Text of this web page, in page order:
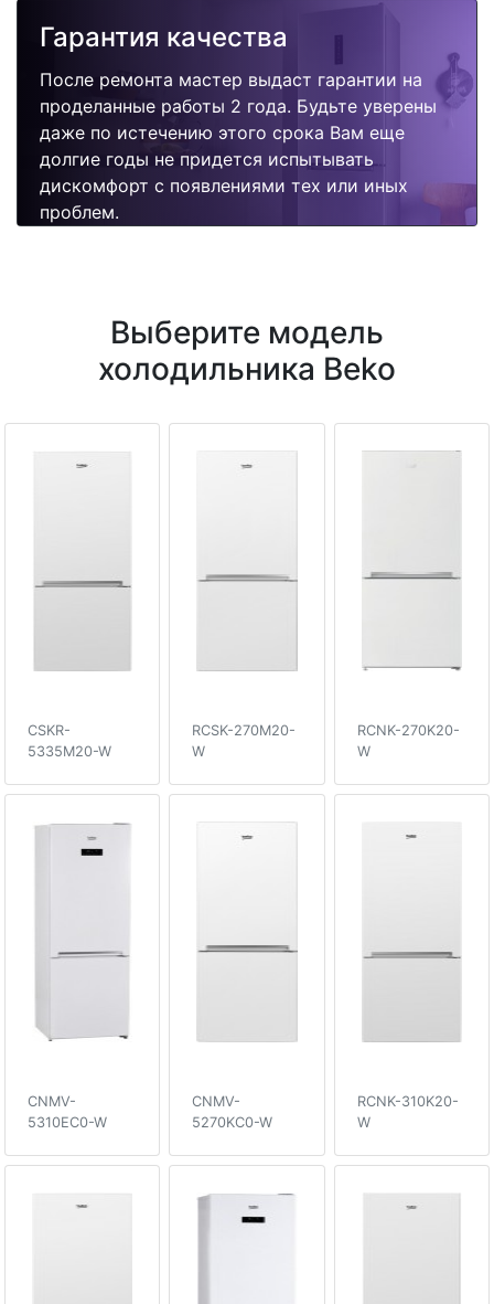
Гарантия качества
После ремонта мастер выдаст гарантии на
проделанные работы 2 года. Будьте уверены
даже по истечению этого срока Вам еще
долгие годы не придется испытывать
дискомфорт с появлениями тех или иных
проблем.
Выберите модель
холодильника Beko
CSKR-
5335M20-W
RCSK-270M20-
W
RCNK-270K20-
W
CNMV-
5310EC0-W
CNMV-
5270KC0-W
RCNK-310K20-
W